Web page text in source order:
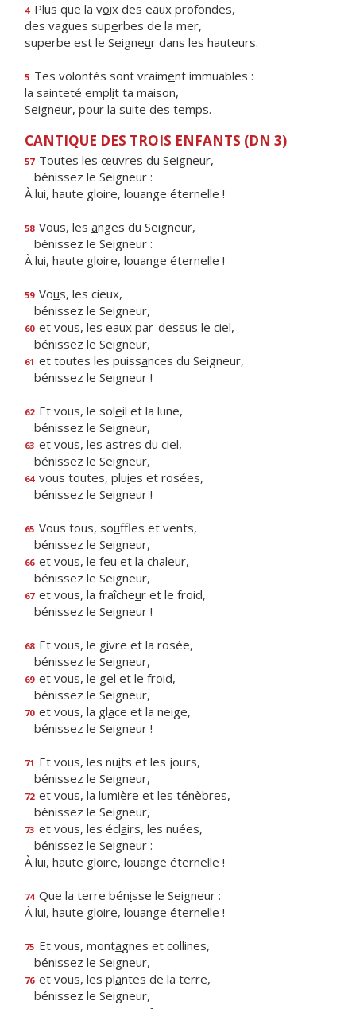
4 Plus que la voix des eaux profondes,
des vagues superbes de la mer,
superbe est le Seigneur dans les hauteurs.
5 Tes volontés sont vraiment immuables :
la sainteté emplit ta maison,
Seigneur, pour la suite des temps.
CANTIQUE DES TROIS ENFANTS (DN 3)
57 Toutes les œuvres du Seigneur,
bénissez le Seigneur :
À lui, haute gloire, louange éternelle !
58 Vous, les anges du Seigneur,
bénissez le Seigneur :
À lui, haute gloire, louange éternelle !
59 Vous, les cieux,
bénissez le Seigneur,
60 et vous, les eaux par-dessus le ciel,
bénissez le Seigneur,
61 et toutes les puissances du Seigneur,
bénissez le Seigneur !
62 Et vous, le soleil et la lune,
bénissez le Seigneur,
63 et vous, les astres du ciel,
bénissez le Seigneur,
64 vous toutes, pluies et rosées,
bénissez le Seigneur !
65 Vous tous, souffles et vents,
bénissez le Seigneur,
66 et vous, le feu et la chaleur,
bénissez le Seigneur,
67 et vous, la fraîcheur et le froid,
bénissez le Seigneur !
68 Et vous, le givre et la rosée,
bénissez le Seigneur,
69 et vous, le gel et le froid,
bénissez le Seigneur,
70 et vous, la glace et la neige,
bénissez le Seigneur !
71 Et vous, les nuits et les jours,
bénissez le Seigneur,
72 et vous, la lumière et les ténèbres,
bénissez le Seigneur,
73 et vous, les éclairs, les nuées,
bénissez le Seigneur :
À lui, haute gloire, louange éternelle !
74 Que la terre bénisse le Seigneur :
À lui, haute gloire, louange éternelle !
75 Et vous, montagnes et collines,
bénissez le Seigneur,
76 et vous, les plantes de la terre,
bénissez le Seigneur,